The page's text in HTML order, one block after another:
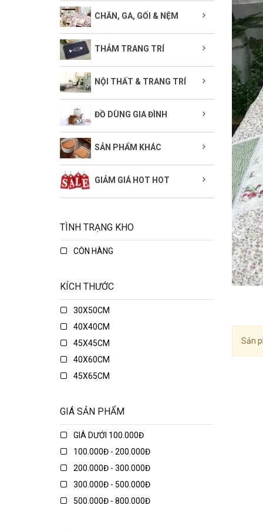
Sản
CHĂN, GA, GỐI & NỆM
THẢM TRANG TRÍ
NỘI THẤT & TRANG TRÍ
ĐỒ DÙNG GIA ĐÌNH
SẢN PHẨM KHÁC
GIẢM GIÁ HOT HOT
TÌNH TRẠNG KHO
CÒN HÀNG
KÍCH THƯỚC
30X50CM
40X40CM
45X45CM
40X60CM
45X65CM
48X74CM
50X50CM
50X70CM
GIÁ SẢN PHẨM
GIÁ DƯỚI 100.000Đ
100.000Đ - 200.000Đ
200.000Đ - 300.000Đ
300.000Đ - 500.000Đ
500.000Đ - 800.000Đ